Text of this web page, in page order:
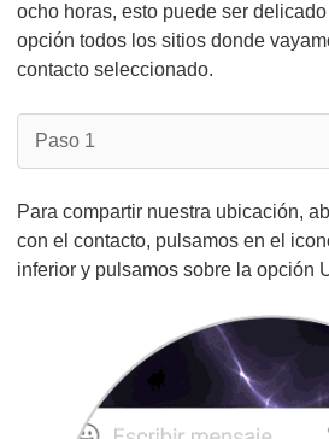
ocho horas, esto puede ser
opción todos los sitios donde
contacto seleccionado.
Paso 1
Para compartir nuestra ubicación,
con el contacto, pulsamos en el
inferior y pulsamos sobre la opción